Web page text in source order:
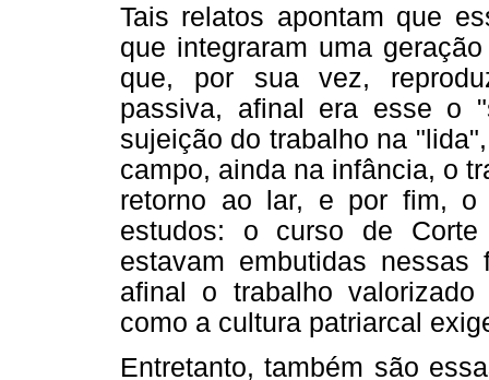
Tais relatos apontam que
que integraram uma
que, por sua vez,
passiva, afinal era esse o
sujeição do trabalho na
campo, ainda na infância, o
retorno ao lar, e por fim, o
estudos: o curso de
estavam embutidas
afinal o trabalho
como a cultura patriarcal
Entretanto, também são